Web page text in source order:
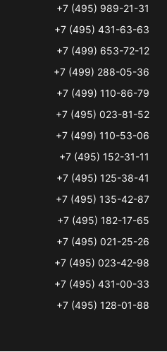
+7 (495) 989-21-31
+7 (495) 431-63-63
+7 (499) 653-72-12
+7 (499) 288-05-36
+7 (499) 110-86-79
+7 (495) 023-81-52
+7 (499) 110-53-06
+7 (495) 152-31-11
+7 (495) 125-38-41
+7 (495) 135-42-87
+7 (495) 182-17-65
+7 (495) 021-25-26
+7 (495) 023-42-98
+7 (495) 431-00-33
+7 (495) 128-01-88